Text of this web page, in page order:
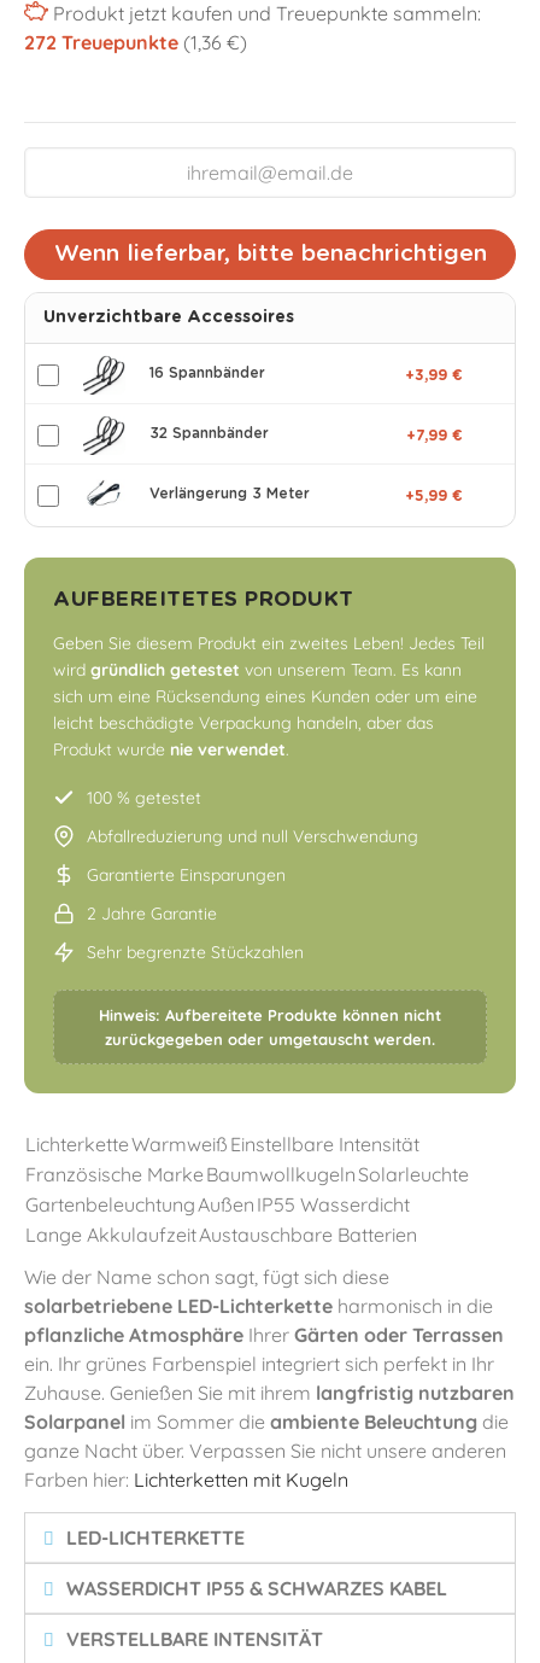
Produkt jetzt kaufen und Treuepunkte sammeln:
272 Treuepunkte (1,36 €)
Wenn lieferbar, bitte benachrichtigen
Unverzichtbare Accessoires
16 Spannbänder +3,99 €
32 Spannbänder +7,99 €
Verlängerung 3 Meter +5,99 €
AUFBEREITETES PRODUKT
Geben Sie diesem Produkt ein zweites Leben! Jedes Teil
wird gründlich getestet von unserem Team. Es kann
sich um eine Rücksendung eines Kunden oder um eine
leicht beschädigte Verpackung handeln, aber das
Produkt wurde nie verwendet.
100 % getestet
Abfallreduzierung und null Verschwendung
Garantierte Einsparungen
2 Jahre Garantie
Sehr begrenzte Stückzahlen
Hinweis: Aufbereitete Produkte können nicht
zurückgegeben oder umgetauscht werden.
LichterketteWarmweiß Einstellbare Intensität
Französische Marke BaumwollkugelnSolarleuchte
Gartenbeleuchtung Außen IP55 Wasserdicht
Lange AkkulaufzeitAustauschbare Batterien
Wie der Name schon sagt, fügt sich diese
solarbetriebene LED-Lichterkette harmonisch in die
pflanzliche Atmosphäre Ihrer Gärten oder Terrassen
ein. Ihr grünes Farbenspiel integriert sich perfekt in Ihr
Zuhause. Genießen Sie mit ihrem langfristig nutzbaren
Solarpanel im Sommer die ambiente Beleuchtung die
ganze Nacht über. Verpassen Sie nicht unsere anderen
Farben hier: Lichterketten mit Kugeln
LED-LICHTERKETTE
WASSERDICHT IP55 & SCHWARZES KABEL
VERSTELLBARE INTENSITÄT